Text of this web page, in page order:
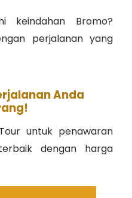
keindahan Bromo?
perjalanan yang
Anda
untuk penawaran
dengan harga